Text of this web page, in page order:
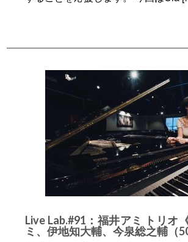
Live Lab.#91：福井アミ トリオ
ミ、伊地知大輔、今泉総之輔（50